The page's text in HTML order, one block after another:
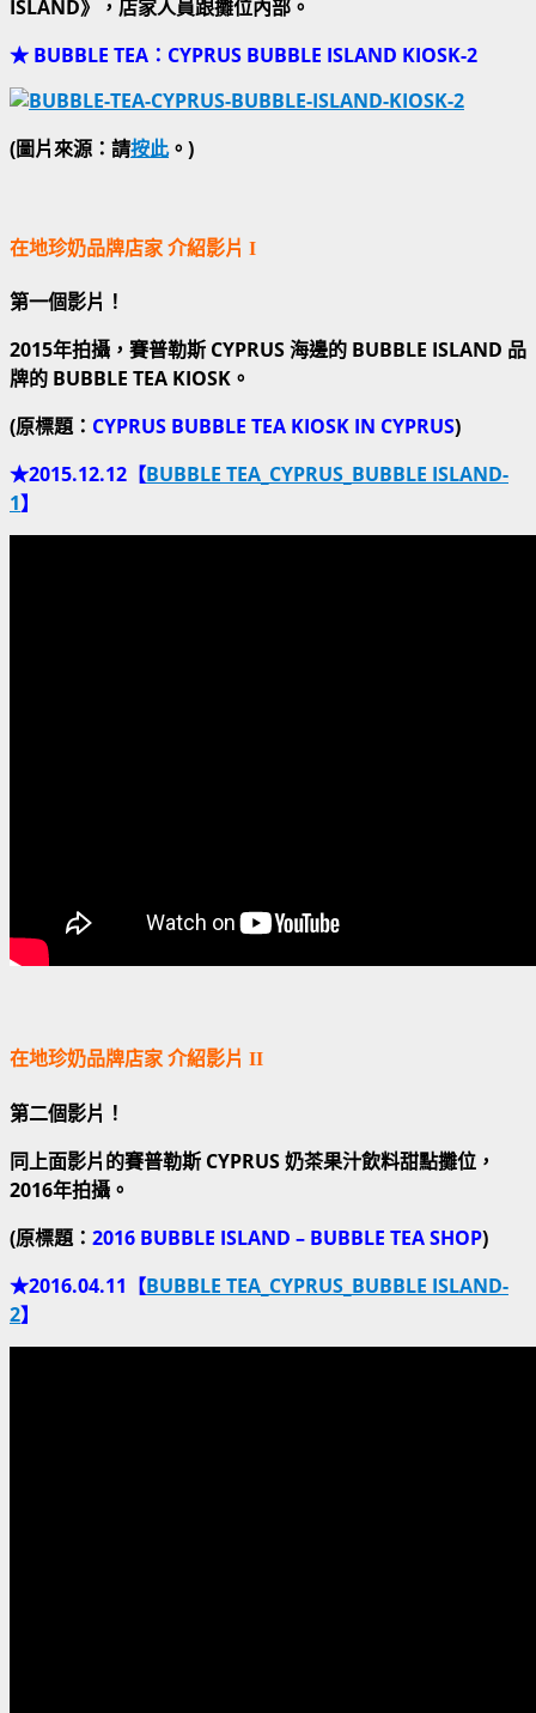
ISLAND》
，店家人員跟攤位內部。
★ BUBBLE TEA ： CYPRUS BUBBLE ISLAND KIOSK-2
(圖片來源：請按此。 )
在地珍奶品牌店家 介紹影片 I
第一個影片！
2015年拍攝，賽普勒斯 CYPRUS 海邊的 BUBBLE ISLAND 品
牌的 BUBBLE TEA KIOSK。
(原標題： CYPRUS BUBBLE TEA KIOSK IN CYPRUS)
★2015.12.12【BUBBLE TEA_CYPRUS_BUBBLE ISLAND-
1】
在地珍奶品牌店家 介紹影片 II
第二個影片！
同上面影片的賽普勒斯 CYPRUS 奶茶果汁飲料甜點攤位，
2016年拍攝。
(原標題： 2016 BUBBLE ISLAND – BUBBLE TEA SHOP)
★2016.04.11【BUBBLE TEA_CYPRUS_BUBBLE ISLAND-
2】